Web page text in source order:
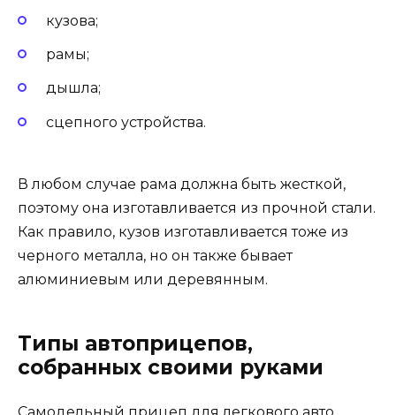
кузова;
рамы;
дышла;
сцепного устройства.
В любом случае рама должна быть жесткой,
поэтому она изготавливается из прочной стали.
Как правило, кузов изготавливается тоже из
черного металла, но он также бывает
алюминиевым или деревянным.
Типы автоприцепов,
собранных своими руками